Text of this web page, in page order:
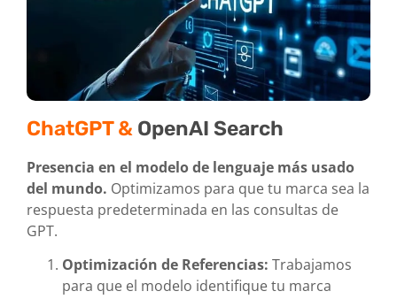
ChatGPT & OpenAI Search
Presencia en el modelo de lenguaje más usado
del mundo. Optimizamos para que tu marca sea la
respuesta predeterminada en las consultas de
GPT.
Optimización de Referencias: Trabajamos
para que el modelo identifique tu marca